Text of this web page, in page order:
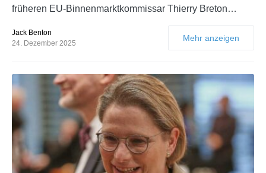
früheren EU-Binnenmarktkommissar Thierry Breton…
Jack Benton
24. Dezember 2025
Mehr anzeigen